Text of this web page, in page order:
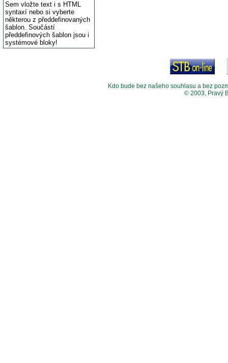
Sem vložte text i s HTML
syntaxí nebo si vyberte
některou z předdefinovaných
šablon. Součástí
předdefinových šablon jsou i
systémové bloky!
Kdo bude bez našeho souhlasu a bez
© 2003, Pravý